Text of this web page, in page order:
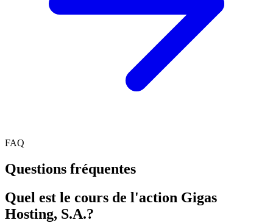
FAQ
Questions fréquentes
Quel est le cours de l'action Gigas
Hosting, S.A.?